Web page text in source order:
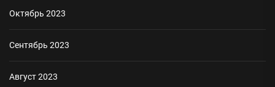
Октябрь 2023
Сентябрь 2023
Август 2023